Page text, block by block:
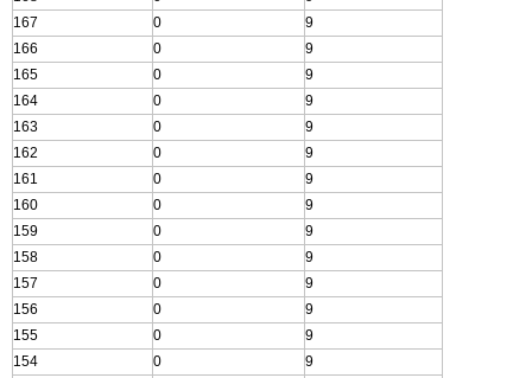
167
0
9
166
0
9
165
0
9
164
0
9
163
0
9
162
0
9
161
0
9
160
0
9
159
0
9
158
0
9
157
0
9
156
0
9
155
0
9
154
0
9